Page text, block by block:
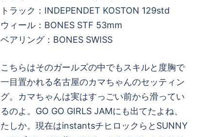
トラック：INDEPENDET KOSTON 129std
ウィール：BONES STF 53mm
ベアリング：BONES SWISS
こちらはそのガールズの中でもスキルと度胸で
一目置かれる名古屋のカマちゃんのセッティン
グ。カマちゃんは実はすっごい前から滑ってい
るのよ。GO GO GIRLS JAMにも出てたよね、
たしか。現在はinstantsチヒロックらとSUNNY